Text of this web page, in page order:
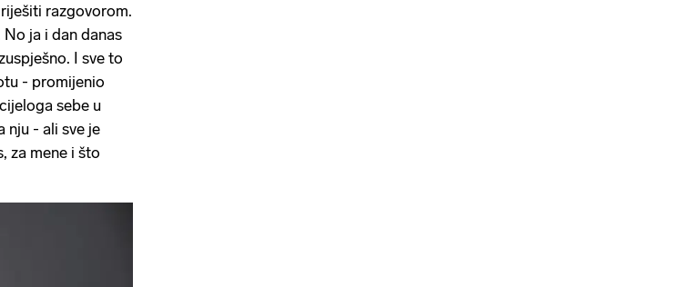
razgovorom.
ja i dan danas
I sve to
- promijenio
sebe u
nju - ali sve je
za mene i što